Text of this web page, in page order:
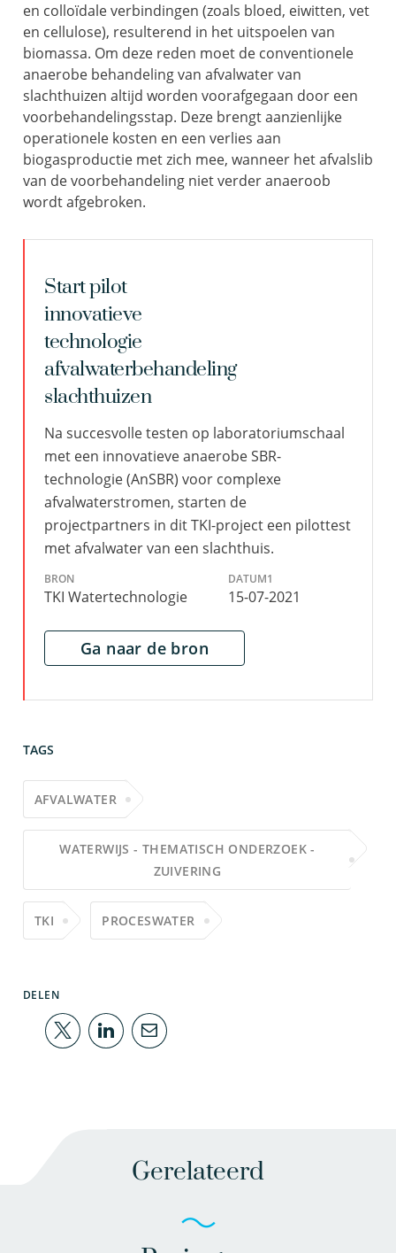
en colloïdale verbindingen (zoals bloed, eiwitten, vet
en cellulose), resulterend in het uitspoelen van
biomassa. Om deze reden moet de conventionele
anaerobe behandeling van afvalwater van
slachthuizen altijd worden voorafgegaan door een
voorbehandelingsstap. Deze brengt aanzienlijke
operationele kosten en een verlies aan
biogasproductie met zich mee, wanneer het afvalslib
van de voorbehandeling niet verder anaeroob
wordt afgebroken.
Start pilot
innovatieve
technologie
afvalwaterbehandeling
slachthuizen
Na succesvolle testen op laboratoriumschaal
met een innovatieve anaerobe SBR-
technologie (AnSBR) voor complexe
afvalwaterstromen, starten de
projectpartners in dit TKI-project een pilottest
met afvalwater van een slachthuis.
BRON
TKI Watertechnologie
DATUM1
15-07-2021
Ga naar de bron
TAGS
AFVALWATER
WATERWIJS - THEMATISCH ONDERZOEK -
ZUIVERING
TKI PROCESWATER
DELEN
Gerelateerd